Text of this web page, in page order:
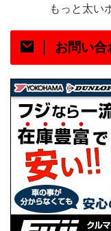
もっと太い
お問い合